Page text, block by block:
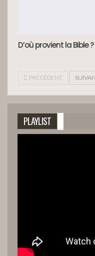
D’où provient la Bible ?
PRÉCÉDENT
PLAYLIST